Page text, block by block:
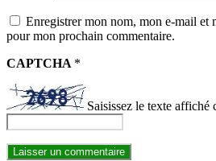
Enregistrer mon nom, mon e-mail et
pour mon prochain commentaire.
CAPTCHA *
Saisissez le texte affiché